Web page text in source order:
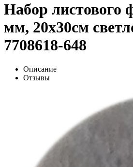
Набор листового
мм, 20х30см
7708618-648
Описание
Отзывы